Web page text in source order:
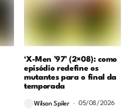
‘X-Men ’97’ (2×08): como
episódio redefine os
mutantes para o final da
temporada
Wilson Spiler 05/08/2026